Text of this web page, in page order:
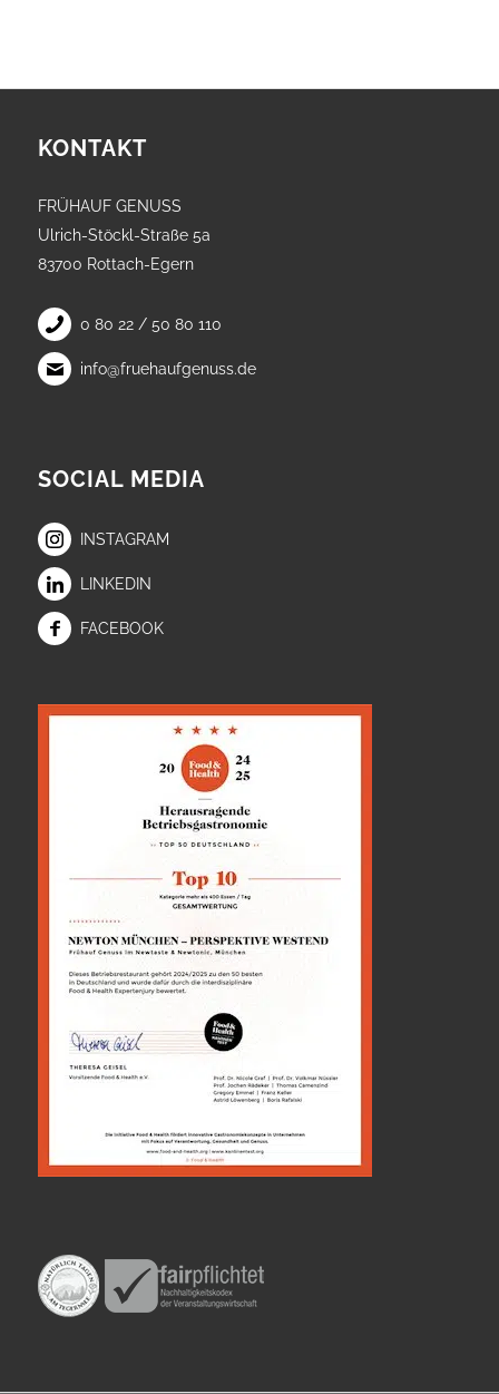
KONTAKT
FRÜHAUF GENUSS
Ulrich-Stöckl-Straße 5a
83700 Rottach-Egern
0 80 22 / 50 80 110
info@fruehaufgenuss.de
SOCIAL MEDIA
INSTAGRAM
LINKEDIN
FACEBOOK